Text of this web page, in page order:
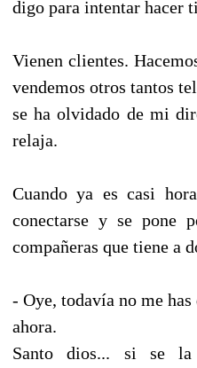
digo para intentar hacer
Vienen clientes.
vendemos otros tantos
se ha olvidado de mi
relaja.
Cuando ya es casi
conectarse y se pone
compañeras que tiene a
- Oye, todavía no me
ahora.
Santo dios... si se